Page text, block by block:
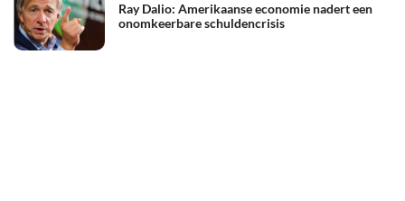
Ray Dalio: Amerikaanse economie nadert een
onomkeerbare schuldencrisis